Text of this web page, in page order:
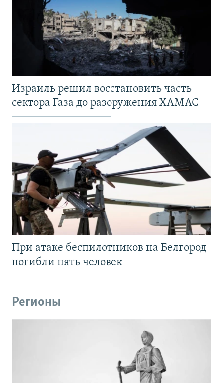
Израиль решил восстановить часть
сектора Газа до разоружения ХАМАС
При атаке беспилотников на Белгород
погибли пять человек
Регионы